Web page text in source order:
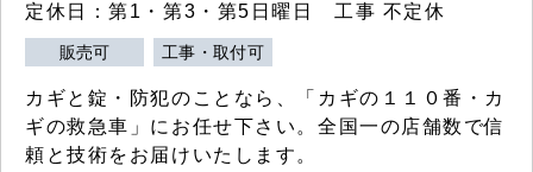
定休日：第1・第3・第5日曜日 工事 不定休
販売可 工事・取付可
カギと錠・防犯のことなら、「カギの１１０番・カ
ギの救急車」にお任せ下さい。全国一の店舗数で信
頼と技術をお届けいたします。